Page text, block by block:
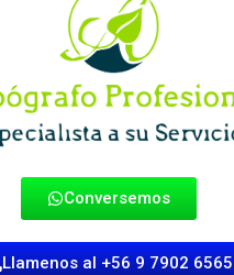
Conversemos
Llamenos al +56 9 7902 6565